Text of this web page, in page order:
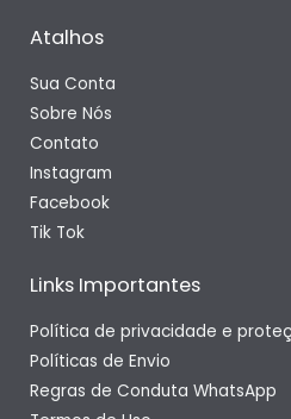
Atalhos
Sua Conta
Sobre Nós
Contato
Instagram
Facebook
Tik Tok
Links Importantes
Política de privacidade e
Políticas de Envio
Regras de Conduta WhatsApp